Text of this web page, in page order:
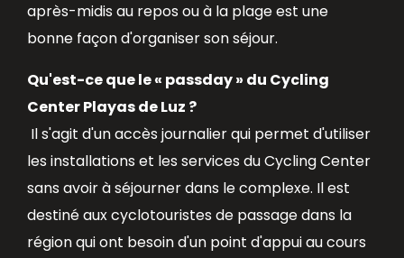
après-midis au repos ou à la plage est une
bonne façon d'organiser son séjour.
Qu'est-ce que le « passday » du Cycling
Center Playas de Luz ?
Il s'agit d'un accès journalier qui permet d'utiliser
les installations et les services du Cycling Center
sans avoir à séjourner dans le complexe. Il est
destiné aux cyclotouristes de passage dans la
région qui ont besoin d'un point d'appui au cours